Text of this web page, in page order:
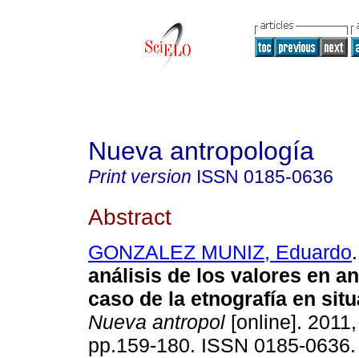
Nueva antropología
Print version ISSN 0185-0636
Abstract
GONZALEZ MUNIZ, Eduardo.
análisis de los valores en
caso de la etnografía en
Nueva antropol [online].
pp.159-180. ISSN 0185-0636.